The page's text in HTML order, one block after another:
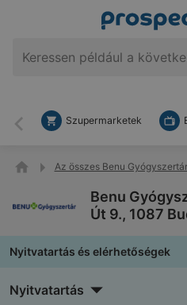
Vissza
Szupermarketek
Az összes Benu
Benu
Út 9., 1087
Nyitvatartás és elérhetőségek
Nyitvatartás